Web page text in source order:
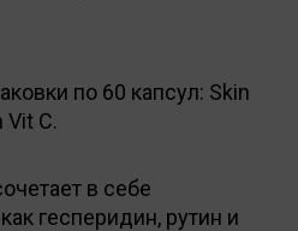
по 60 капсул: Skin
Vit C.
в себе
гесперидин, рутин и